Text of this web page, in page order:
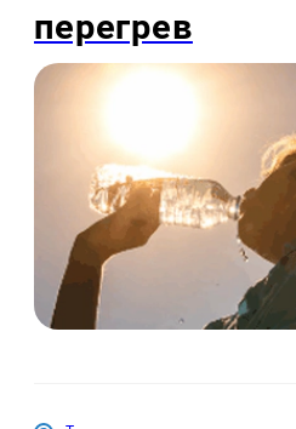
перегрев